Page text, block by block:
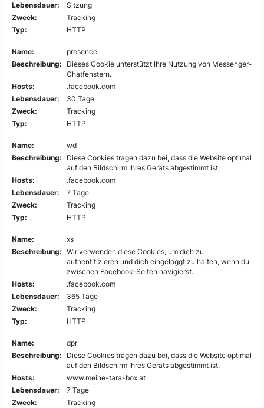
Lebensdauer:
Sitzung
Zweck:
Tracking
Typ:
HTTP
Name:
presence
Beschreibung:
Dieses Cookie unterstützt Ihre Nutzung von Messenger-
Chatfenstern.
Hosts:
.facebook.com
Lebensdauer:
30 Tage
Zweck:
Tracking
Typ:
HTTP
Name:
wd
Beschreibung:
Diese Cookies tragen dazu bei, dass die Website optimal
auf den Bildschirm Ihres Geräts abgestimmt ist.
Hosts:
.facebook.com
Lebensdauer:
7 Tage
Zweck:
Tracking
Typ:
HTTP
Name:
xs
Beschreibung: Wir verwenden diese Cookies, um dich zu
authentifizieren und dich eingeloggt zu halten, wenn du
zwischen Facebook-Seiten navigierst.
Hosts:
.facebook.com
Lebensdauer:
365 Tage
Zweck:
Tracking
Typ:
HTTP
Name:
dpr
Beschreibung:
Diese Cookies tragen dazu bei, dass die Website optimal
auf den Bildschirm Ihres Geräts abgestimmt ist.
Hosts:
www.meine-tara-box.at
Lebensdauer:
7 Tage
Zweck:
Tracking